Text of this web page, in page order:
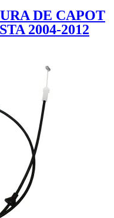
DE CAPOT
2004-2012